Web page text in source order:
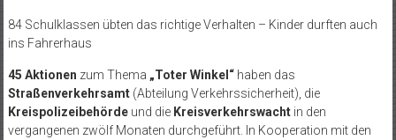
84 Schulklassen übten das richtige Verhalten – Kinder durften auch
ins Fahrerhaus
45 Aktionen zum Thema „Toter Winkel“haben das
Straßenverkehrsamt(Abteilung Verkehrssicherheit), die
Kreispolizeibehördeund die Kreisverkehrswachtin den
vergangenen zwölf Monaten durchgeführt. In Kooperation mit den